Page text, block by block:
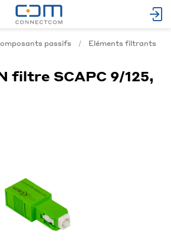
passifs Eléments filtrants
filtre SCAPC 9/125,